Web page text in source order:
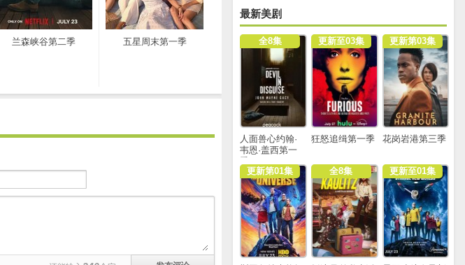
最新美剧
全8集
人面兽心约翰·
韦恩·盖西第一
季
更新至03集
狂怒追缉第一季
更新第03集
花岗岩港第三季
更新第01集 全8集 更新至01集
兰森峡谷第二季 五星周末第一季